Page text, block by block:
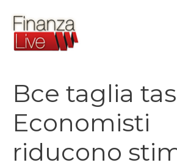
contenuto
Bce taglia
Economisti
riducono